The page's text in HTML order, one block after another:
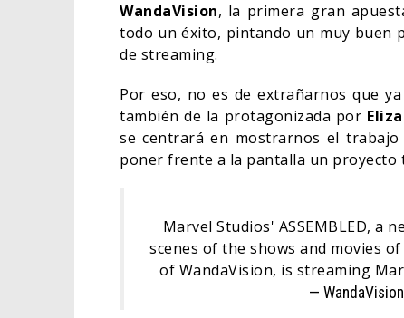
WandaVision, la primera gran
todo un éxito, pintando un muy buen
de streaming.
Por eso, no es de extrañarnos que
también de la protagonizada por
se centrará en mostrarnos el
poner frente a la pantalla un proyecto
Marvel Studios' ASSEMBLED, a
scenes of the shows and movies
of WandaVision, is streaming
—
DE